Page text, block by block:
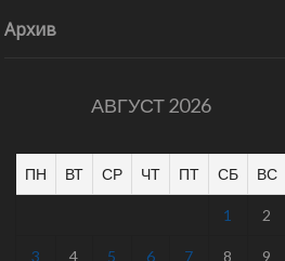
Архив
АВГУСТ 2026
ПН ВТ СР ЧТ ПТ СБ ВС
1 2
3 4 5 6 7 8 9